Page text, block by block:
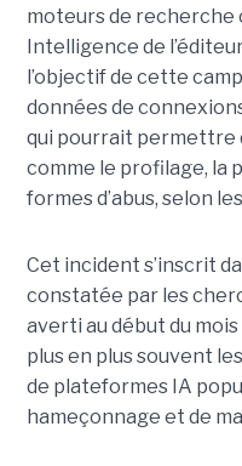
moteurs de recherche
Intelligence de
l’objectif de cette
données de
qui pourrait permettre
comme le profilage, la
formes d’abus, selon
Cet incident s’inscrit
constatée par les
averti au début du
plus en plus souvent
de plateformes IA
hameçonnage et de